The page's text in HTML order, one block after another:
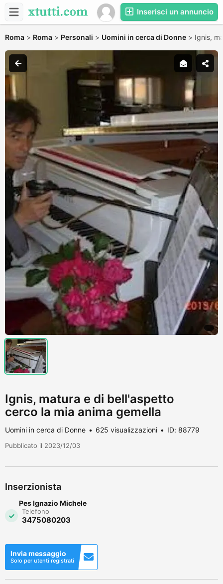
Inserisci un annuncio
Roma > Roma > Personali > Uomini in cerca di Donne > Ignis,
Ignis, matura e di bell'aspetto
cerco la mia anima gemella
Uomini in cerca di Donne 625 visualizzazioni ID: 88779
Pubblicato il 2023/12/03
Inserzionista
Pes Ignazio Michele
Telefono
3475080203
Invia messaggio
Solo per utenti registrati